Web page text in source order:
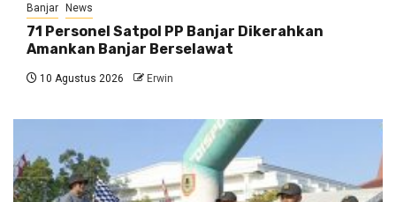
Banjar News
71 Personel Satpol PP Banjar Dikerahkan
Amankan Banjar Berselawat
10 Agustus 2026 Erwin